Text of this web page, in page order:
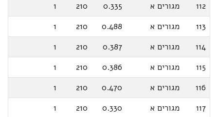
112
מגורים א 0.335
210
1
113
מגורים א 0.488
210
1
114
מגורים א 0.387
210
1
115
מגורים א 0.386
210
1
116
מגורים א 0.470
210
1
117
מגורים א 0.330
210
1